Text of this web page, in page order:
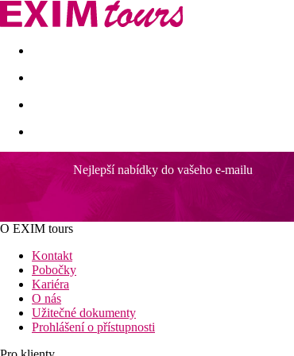
Akční nabídky Last minute
Nejlepší nabídky do vašeho e-mailu
O EXIM tours
Kontakt
Pobočky
Kariéra
O nás
Užitečné dokumenty
Prohlášení o přístupnosti